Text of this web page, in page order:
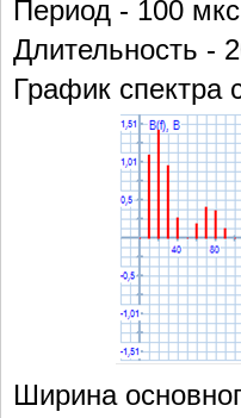
Период - 100
Длительность -
График спектра
Ширина